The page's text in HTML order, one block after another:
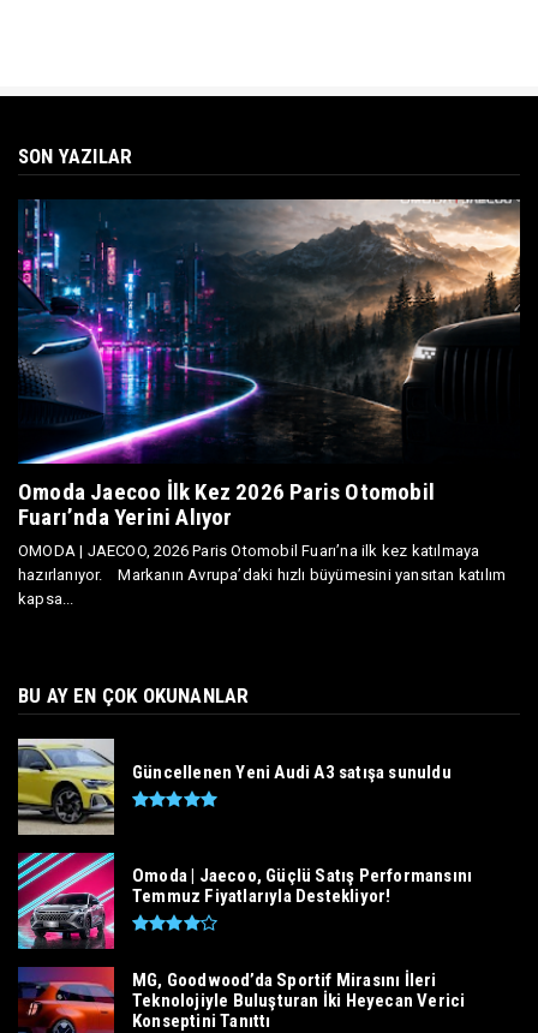
SON YAZILAR
Omoda Jaecoo İlk Kez 2026 Paris Otomobil
Fuarı’nda Yerini Alıyor
OMODA | JAECOO, 2026 Paris Otomobil Fuarı’na ilk kez katılmaya
hazırlanıyor. Markanın Avrupa’daki hızlı büyümesini yansıtan katılım
kapsa...
BU AY EN ÇOK OKUNANLAR
Güncellenen Yeni Audi A3 satışa sunuldu
Omoda | Jaecoo, Güçlü Satış Performansını
Temmuz Fiyatlarıyla Destekliyor!
MG, Goodwood’da Sportif Mirasını İleri
Teknolojiyle Buluşturan İki Heyecan Verici
Konseptini Tanıttı